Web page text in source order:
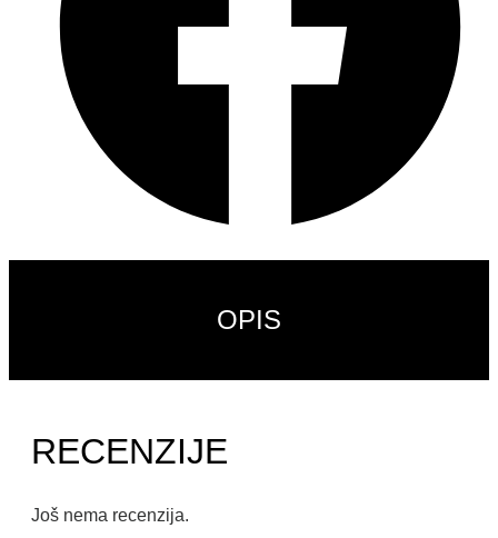
OPIS
RECENZIJE
Još nema recenzija.